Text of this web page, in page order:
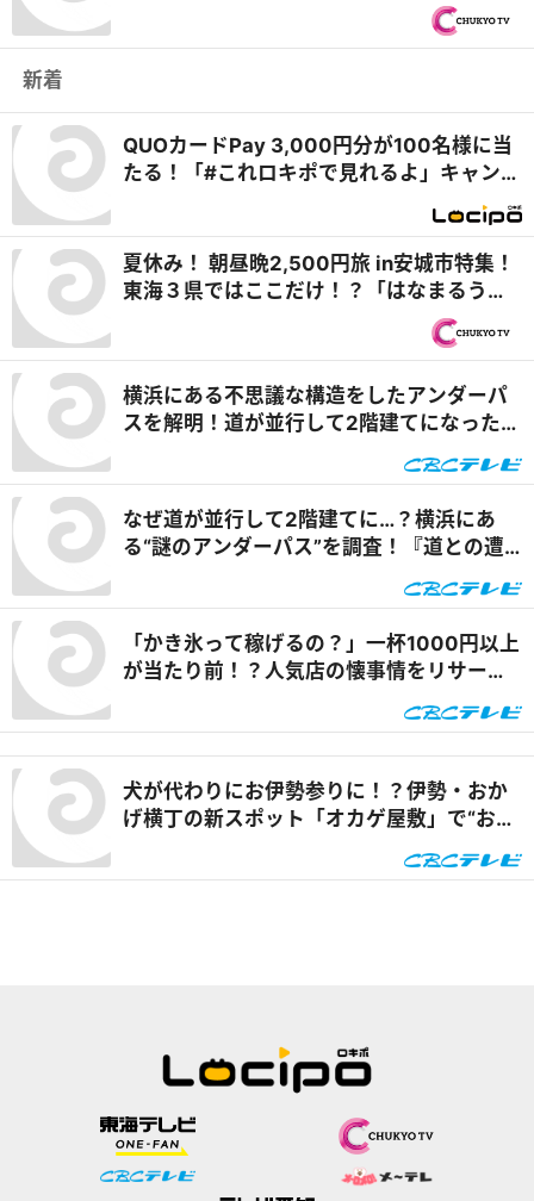
ン＆「菓匠 将満 柳津店」極上みたらし生団
新着
QUOカードPay 3,000円分が100名様に当
たる！「#これロキポで見れるよ」キャンペ
夏休み！ 朝昼晩2,500円旅 in安城市特集！
東海３県ではここだけ！？「はなまるうど
ん×吉野家 安城横山店」牛丼とうどんの最
強コラボで可能性は無限大！＆「福来源」
目！ 『PS純金（ゴールド）』
横浜にある不思議な構造をしたアンダーパ
スを解明！道が並行して2階建てになったワ
なぜ道が並行して2階建てに…？横浜にあ
る“謎のアンダーパス”を調査！『道との遭
「かき氷って稼げるの？」一杯1000円以上
が当たり前！？人気店の懐事情をリサーチ
犬が代わりにお伊勢参りに！？伊勢・おか
げ横丁の新スポット「オカゲ屋敷」で“おか